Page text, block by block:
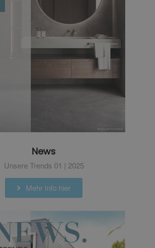
News
Unsere Trends 01 | 2025
Mehr Info hier